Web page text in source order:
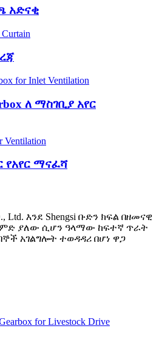
አድናቂ
ለ ማስገቢያ አየር
የአየር ማናፈሻ
እንደ Shengsi ቡድን ክፍል በዘመናዊ
ያለው ሲሆን ዓላማው ከፍተኛ ጥራት
አገልግሎት ተወዳዳሪ በሆነ ዋጋ